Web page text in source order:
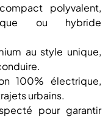
polyvalent,
ou hybride
au style unique,
100% électrique,
urbains.
pour garantir